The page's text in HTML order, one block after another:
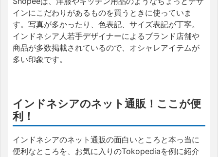
インにこだわりがあるものを買うときに使っていま
す。写真が多かったり、色表記、サイズ表記が丁寧。
インドネシア人若手デザイナーによるブランド店舗や
商品が多数掲載されているので、オシャレアイテムが
多い印象です。
インドネシアのネット通販！ここが便
利！
インドネシアのネット通販の面白いところと本っ当に
便利なところを、お気に入りのTokopediaを例に紹介